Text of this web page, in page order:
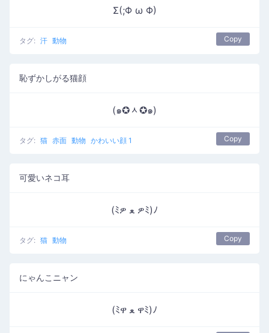
Σ(;Φ ω Φ)
タグ: 汗 動物 Copy
恥ずかしがる猫顔
(๑✪ᆺ✪๑)
タグ: 猫 赤面 動物 かわいい顔 1 Copy
可愛いネコ耳
(ﾐዎ ﻌ ዎﾐ)ﾉ
タグ: 猫 動物 Copy
にゃんこニャン
(ﾐዋ ﻌ ዋﾐ)ﾉ